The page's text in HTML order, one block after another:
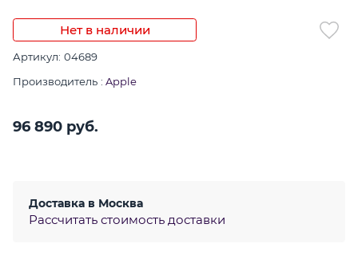
Нет в наличии
Артикул: 04689
Производитель : Apple
96 890 руб.
Доставка в Москва
Рассчитать стоимость доставки